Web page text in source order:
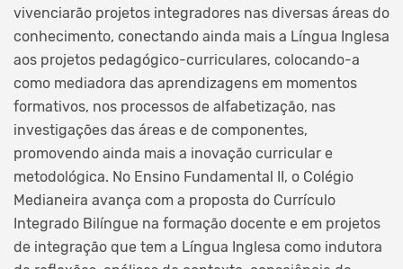
vivenciarão projetos integradores nas diversas áreas do
conhecimento, conectando ainda mais a Língua Inglesa
aos projetos pedagógico-curriculares, colocando-a
como mediadora das aprendizagens em momentos
formativos, nos processos de alfabetização, nas
investigações das áreas e de componentes,
promovendo ainda mais a inovação curricular e
metodológica. No Ensino Fundamental II, o Colégio
Medianeira avança com a proposta do Currículo
Integrado Bilíngue na formação docente e em projetos
de integração que tem a Língua Inglesa como indutora